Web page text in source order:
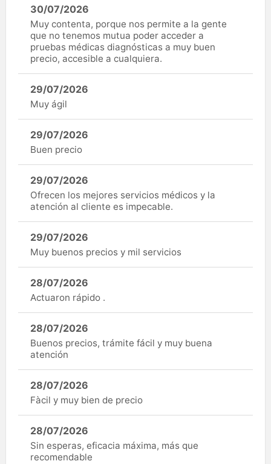
30/07/2026
Muy contenta, porque nos permite a la gente
que no tenemos mutua poder acceder a
pruebas médicas diagnósticas a muy buen
precio, accesible a cualquiera.
29/07/2026
Muy ágil
29/07/2026
Buen precio
29/07/2026
Ofrecen los mejores servicios médicos y la
atención al cliente es impecable.
29/07/2026
Muy buenos precios y mil servicios
28/07/2026
Actuaron rápido .
28/07/2026
Buenos precios, trámite fácil y muy buena
atención
28/07/2026
Fàcil y muy bien de precio
28/07/2026
Sin esperas, eficacia máxima, más que
recomendable